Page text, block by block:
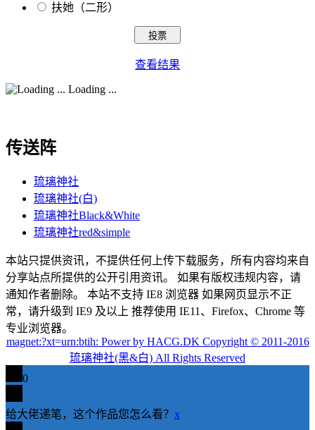
扶她（二形）
查看结果
Loading ...
传送阵
琉璃神社
琉璃神社(白)
琉璃神社Black&White
琉璃神社red&simple
本站只提供资讯，不提供任何上传下载服务，所有内容均来自
分享站点所提供的公开引用资讯。 如果有版权违规内容，请
通知作者删除。 本站不支持 IE8 浏览器 如果网页显示不正
常，请升级到 IE9 及以上 推荐使用 IE11、Firefox、Chrome 等
专业浏览器。
magnet:?xt=urn:btih: Power by HACG.DK Copyright © 2011-2016
琉璃神社(黑&白) All Rights Reserved
0
给大佬递笔，这个作品您怎么看？ x